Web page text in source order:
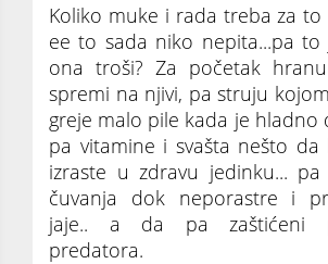
Koliko muke i rada treba za to
ee to sada niko nepita...pa to
ona troši? Za početak
spremi na njivi, pa struju
greje malo pile kada je hladno
pa vitamine i svašta nešto
izraste u zdravu jedinku... pa
čuvanja dok neporastre i
jaje.. a da pa zaštićeni
predatora.